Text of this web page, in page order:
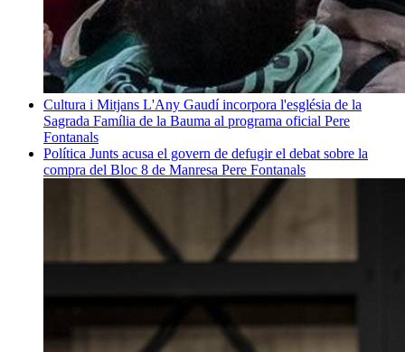
Cultura i Mitjans L'Any Gaudí incorpora l'església de la
Sagrada Família de la Bauma al programa oficial Pere
Fontanals
Política Junts acusa el govern de defugir el debat sobre la
compra del Bloc 8 de Manresa Pere Fontanals